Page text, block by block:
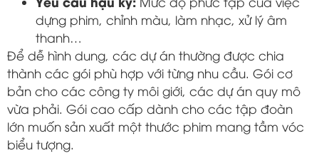
dựng phim, chỉnh màu, làm nhạc, xử lý âm
thanh…
Để dễ hình dung, các dự án thường được chia
thành các gói phù hợp với từng nhu cầu. Gói cơ
bản cho các công ty môi giới, các dự án quy mô
vừa phải. Gói cao cấp dành cho các tập đoàn
lớn muốn sản xuất một thước phim mang tầm vóc
biểu tượng.